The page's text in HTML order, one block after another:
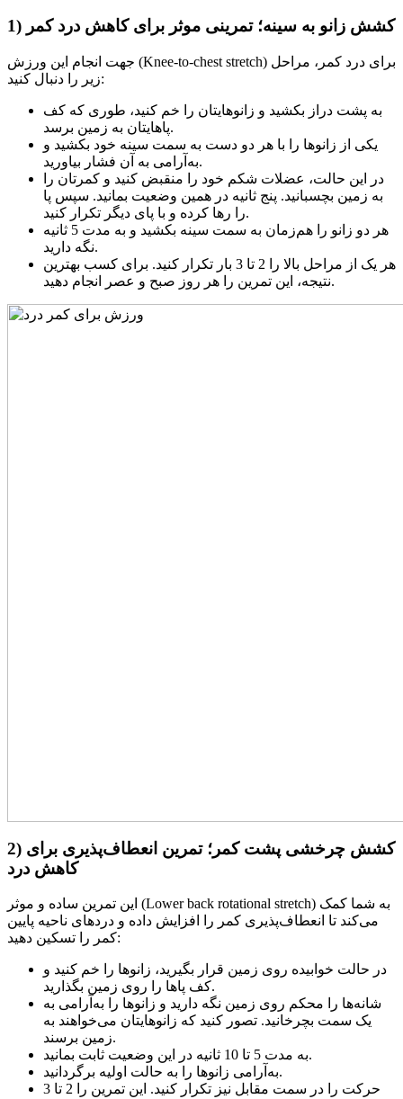
1) کشش زانو به سینه؛ تمرینی موثر برای کاهش درد کمر
جهت انجام این ورزش (Knee-to-chest stretch) برای درد کمر، مراحل
زیر را دنبال کنید:
به پشت دراز بکشید و زانوهایتان را خم کنید، طوری که کف
پاهایتان به زمین برسد.
یکی از زانوها را با هر دو دست به سمت سینه خود بکشید و
به‌آرامی به آن فشار بیاورید.
در این حالت، عضلات شکم خود را منقبض کنید و کمرتان را
به زمین بچسبانید. پنج ثانیه در همین وضعیت بمانید. سپس پا
را رها کرده و با پای دیگر تکرار کنید.
هر دو زانو را هم‌زمان به سمت سینه بکشید و به مدت 5 ثانیه
نگه دارید.
هر یک از مراحل بالا را 2 تا 3 بار تکرار کنید. برای کسب بهترین
نتیجه، این تمرین را هر روز صبح و عصر انجام دهید.
2) کشش چرخشی پشت کمر؛ تمرین انعطاف‌پذیری برای
کاهش درد
این تمرین ساده و موثر (Lower back rotational stretch) به شما کمک
می‌کند تا انعطاف‌پذیری کمر را افزایش داده و دردهای ناحیه پایین
کمر را تسکین دهید:
در حالت خوابیده روی زمین قرار بگیرید، زانوها را خم کنید و
کف پاها را روی زمین بگذارید.
شانه‌ها را محکم روی زمین نگه دارید و زانوها را به‌آرامی به
یک سمت بچرخانید. تصور کنید که زانوهایتان می‌خواهند به
زمین برسند.
به مدت 5 تا 10 ثانیه در این وضعیت ثابت بمانید.
به‌آرامی زانوها را به حالت اولیه برگردانید.
حرکت را در سمت مقابل نیز تکرار کنید. این تمرین را 2 تا 3